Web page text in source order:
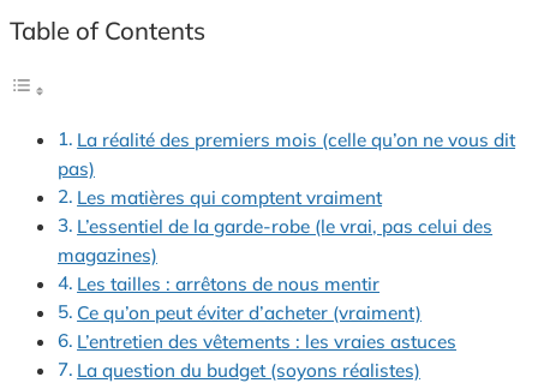
Table of Contents
La réalité des premiers mois (celle qu’on ne vous dit
pas)
Les matières qui comptent vraiment
L’essentiel de la garde-robe (le vrai, pas celui des
magazines)
Les tailles : arrêtons de nous mentir
Ce qu’on peut éviter d’acheter (vraiment)
L’entretien des vêtements : les vraies astuces
La question du budget (soyons réalistes)